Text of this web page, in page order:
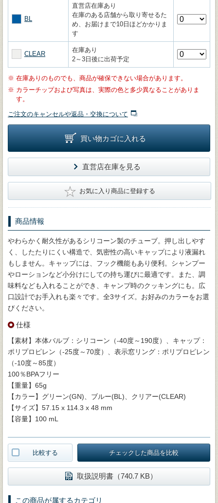
BL
直営店在庫あり
在庫のある店舗から取り寄せるた
め、お届けまで10日ほどかかりま
す
CLEAR
在庫あり
2～3日後に出荷予定
※ 在庫ありのものでも、商品が確保できない場合があります。
※ カラーチップおよび写真は、実際の色と多少異なることがありま
す。
ご注文のキャンセルや返品・交換について
買い物カゴに入れる
直営店在庫を見る
★ お気に入り商品に登録する
商品情報
やわらかく耐久性があるシリコーン製のチューブ。押し出しやす
く、したたりにくい構造で、気密性の高いキャップにより液漏れ
もしません。キャップには、フック機能もあり便利。シャンプー
やローションなど小分けにしての持ち運びに最適です。また、調
味料なども入れることができ、キャンプ時のクッキングにも。広
口設計でお手入れも楽々です。全3サイズ。お好みのカラーをお選
びください。
仕様
【素材】本体バルブ：シリコーン（-40度～190度）、キャップ：
ポリプロピレン（-25度～70度）、表示窓リング：ポリプロピレン
（-10度～85度）
100％BPAフリー
【重量】65g
【カラー】グリーン(GN)、ブルー(BL)、クリアー(CLEAR)
【サイズ】57.15 x 114.3 x 48 mm
【容量】100 mL
比較する チェックした商品を比較
取扱説明書（740.7 KB）
この商品が属するカテゴリ